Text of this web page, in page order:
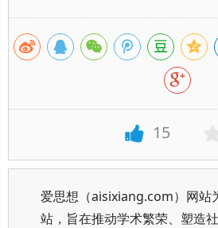
15
爱思想（aisixiang.com）网站
站，旨在推动学术繁荣、塑造社